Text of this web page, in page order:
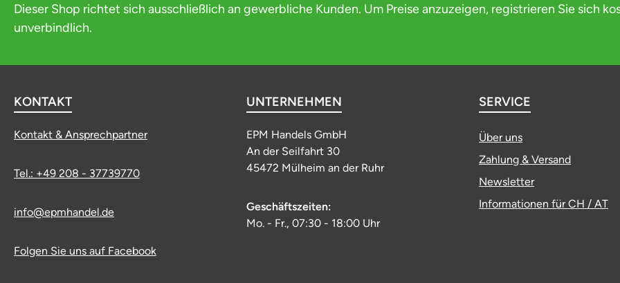
Dieser Shop richtet sich ausschließlich an gewerbliche Kunden. Um Preise anzuzeigen, registrieren Sie sich
unverbindlich.
KONTAKT
Kontakt & Ansprechpartner
Tel.: +49 208 - 37739770
info@epmhandel.de
Folgen Sie uns auf Facebook
UNTERNEHMEN
EPM Handels GmbH
An der Seilfahrt 30
45472 Mülheim an der Ruhr
Geschäftszeiten:
Mo. - Fr., 07:30 - 18:00 Uhr
SERVICE
Über uns
Zahlung & Versand
Newsletter
Informationen für CH / AT